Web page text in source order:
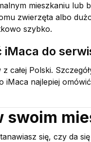
mieszkaniu lub
zwierzęta albo
szybko.
iMaca do
całej Polski.
iMaca najlepiej
swoim
się, czy da